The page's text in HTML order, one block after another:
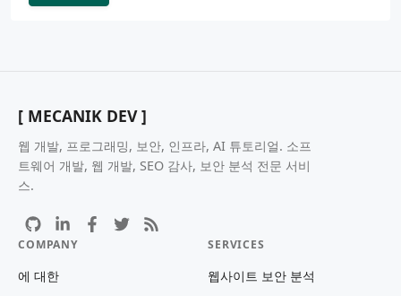
[ MECANIK DEV ]
웹 개발, 프로그래밍, 보안, 인프라, AI 튜토리얼. 소프
트웨어 개발, 웹 개발, SEO 감사, 보안 분석 전문 서비
스.
COMPANY
에 대한
SERVICES
웹사이트 보안 분석